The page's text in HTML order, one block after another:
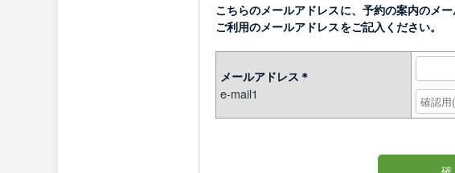
こちらのメールアドレスに、予約の案内のメー
ご利用のメールアドレスをご記入ください。
メールアドレス＊
e-mail1